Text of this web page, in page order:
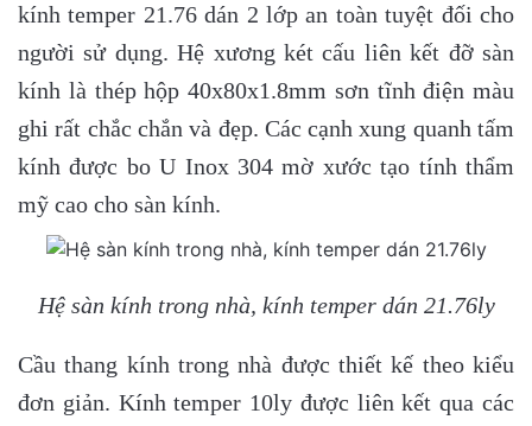
kính temper 21.76 dán 2 lớp an toàn tuyệt đối cho
người sử dụng. Hệ xương két cấu liên kết đỡ sàn
kính là thép hộp 40x80x1.8mm sơn tĩnh điện màu
ghi rất chắc chắn và đẹp. Các cạnh xung quanh tấm
kính được bo U Inox 304 mờ xước tạo tính thẩm
mỹ cao cho sàn kính.
Hệ sàn kính trong nhà, kính temper dán 21.76ly
Cầu thang kính trong nhà được thiết kế theo kiểu
đơn giản. Kính temper 10ly được liên kết qua các